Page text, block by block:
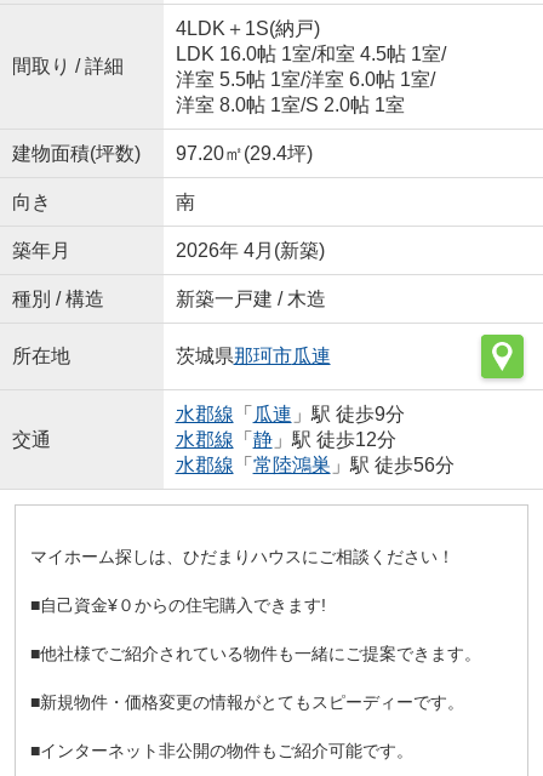
間取り / 詳細
4LDK＋1S(納戸)
LDK 16.0帖 1室/和室 4.5帖 1室/
洋室 5.5帖 1室/洋室 6.0帖 1室/
洋室 8.0帖 1室/S 2.0帖 1室
建物面積(坪数) 97.20㎡(29.4坪)
向き 南
築年月 2026年 4月(新築)
種別 / 構造 新築一戸建 / 木造
所在地 茨城県那珂市瓜連
交通
水郡線 「 瓜連 」駅 徒歩9分
水郡線 「 静」駅 徒歩12分
水郡線 「 常陸鴻巣 」駅 徒歩56分
マイホーム探しは、ひだまりハウスにご相談ください！
■自己資金¥０からの住宅購入できます!
■他社様でご紹介されている物件も一緒にご提案できます。
■新規物件・価格変更の情報がとてもスピーディーです。
■インターネット非公開の物件もご紹介可能です。